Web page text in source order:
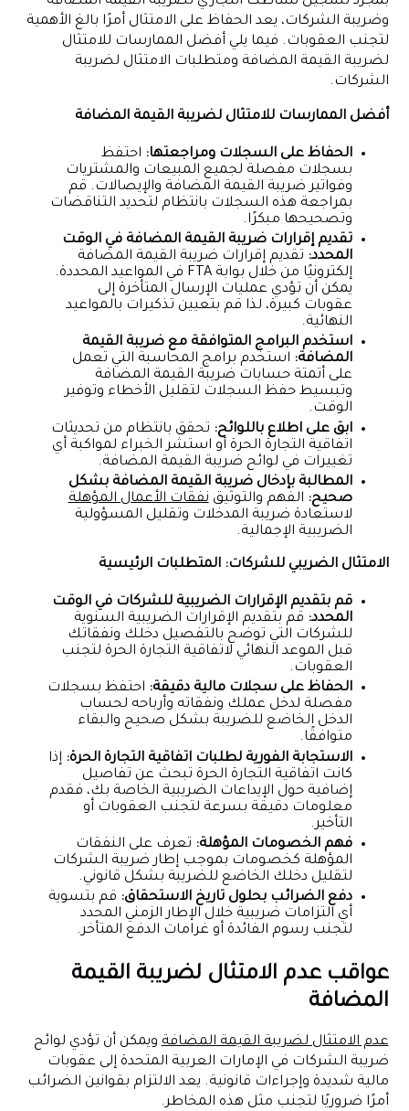
وضريبة الشركات، يعد الحفاظ على الامتثال أمرًا بالغ الأهمية
لتجنب العقوبات. فيما يلي أفضل الممارسات للامتثال
لضريبة القيمة المضافة ومتطلبات الامتثال لضريبة
الشركات.
أفضل الممارسات للامتثال لضريبة القيمة المضافة
الحفاظ على السجلات ومراجعتها: احتفظ
بسجلات مفصلة لجميع المبيعات والمشتريات
وفواتير ضريبة القيمة المضافة والإيصالات. قم
بمراجعة هذه السجلات بانتظام لتحديد التناقضات
وتصحيحها مبكرًا.
تقديم إقرارات ضريبة القيمة المضافة في الوقت
المحدد: تقديم إقرارات ضريبة القيمة المضافة
إلكترونيًا من خلال بوابة FTA في المواعيد المحددة.
يمكن أن تؤدي عمليات الإرسال المتأخرة إلى
عقوبات كبيرة، لذا قم بتعيين تذكيرات بالمواعيد
النهائية.
استخدم البرامج المتوافقة مع ضريبة القيمة
المضافة: استخدم برامج المحاسبة التي تعمل
على أتمتة حسابات ضريبة القيمة المضافة
وتبسيط حفظ السجلات لتقليل الأخطاء وتوفير
الوقت.
ابق على اطلاع باللوائح: تحقق بانتظام من تحديثات
اتفاقية التجارة الحرة أو استشر الخبراء لمواكبة أي
تغييرات في لوائح ضريبة القيمة المضافة.
المطالبة بإدخال ضريبة القيمة المضافة بشكل
صحيح: الفهم والتوثيقنفقات الأعمال المؤهلة
لاستعادة ضريبة المدخلات وتقليل المسؤولية
الضريبية الإجمالية.
الامتثال الضريبي للشركات: المتطلبات الرئيسية
قم بتقديم الإقرارات الضريبية للشركات في الوقت
المحدد: قم بتقديم الإقرارات الضريبية السنوية
للشركات التي توضح بالتفصيل دخلك ونفقاتك
قبل الموعد النهائي لاتفاقية التجارة الحرة لتجنب
العقوبات.
الحفاظ على سجلات مالية دقيقة: احتفظ بسجلات
مفصلة لدخل عملك ونفقاته وأرباحه لحساب
الدخل الخاضع للضريبة بشكل صحيح والبقاء
متوافقًا.
الاستجابة الفورية لطلبات اتفاقية التجارة الحرة:إذا
كانت اتفاقية التجارة الحرة تبحث عن تفاصيل
إضافية حول الإيداعات الضريبية الخاصة بك، فقدم
معلومات دقيقة بسرعة لتجنب العقوبات أو
التأخير.
فهم الخصومات المؤهلة: تعرف على النفقات
المؤهلة كخصومات بموجب إطار ضريبة الشركات
لتقليل دخلك الخاضع للضريبة بشكل قانوني.
دفع الضرائب بحلول تاريخ الاستحقاق: قم بتسوية
أي التزامات ضريبية خلال الإطار الزمني المحدد
لتجنب رسوم الفائدة أو غرامات الدفع المتأخر.
عواقب عدم الامتثال لضريبة القيمة
المضافة
عدم الامتثال لضريبة القيمة المضافةويمكن أن تؤدي لوائح
ضريبة الشركات في الإمارات العربية المتحدة إلى عقوبات
مالية شديدة وإجراءات قانونية. يعد الالتزام بقوانين الضرائب
أمرًا ضروريًا لتجنب مثل هذه المخاطر.